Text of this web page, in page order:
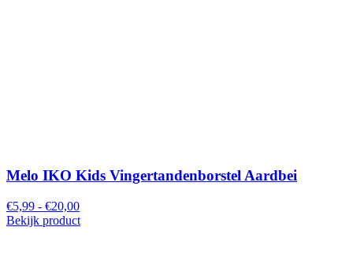
Melo IKO Kids Vingertandenborstel Aardbei
€5,99 - €20,00
Bekijk product